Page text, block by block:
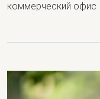
коммерческий офис